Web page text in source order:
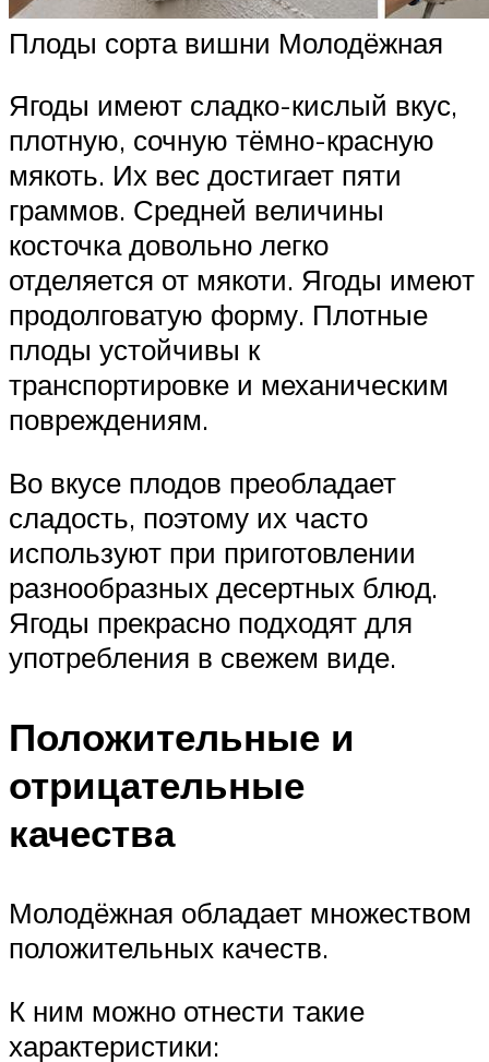
Плоды сорта вишни Молодёжная
Ягоды имеют сладко-кислый вкус,
плотную, сочную тёмно-красную
мякоть. Их вес достигает пяти
граммов. Средней величины
косточка довольно легко
отделяется от мякоти. Ягоды имеют
продолговатую форму. Плотные
плоды устойчивы к
транспортировке и механическим
повреждениям.
Во вкусе плодов преобладает
сладость, поэтому их часто
используют при приготовлении
разнообразных десертных блюд.
Ягоды прекрасно подходят для
употребления в свежем виде.
Положительные и
отрицательные
качества
Молодёжная обладает множеством
положительных качеств.
К ним можно отнести такие
характеристики: